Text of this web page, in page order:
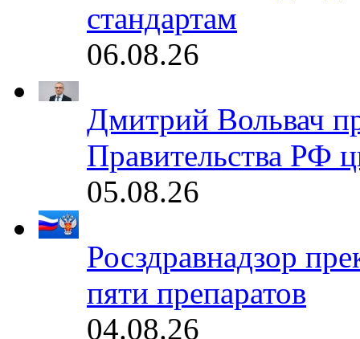
стандартам
06.08.26
Дмитрий Вольвач
Правительства РФ
05.08.26
Росздравнадзор
пяти препаратов
04.08.26